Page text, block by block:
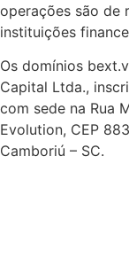
operações são de
instituições
Os domínios
Capital Ltda.,
com sede na Rua
Evolution, CEP
Camboriú – SC.